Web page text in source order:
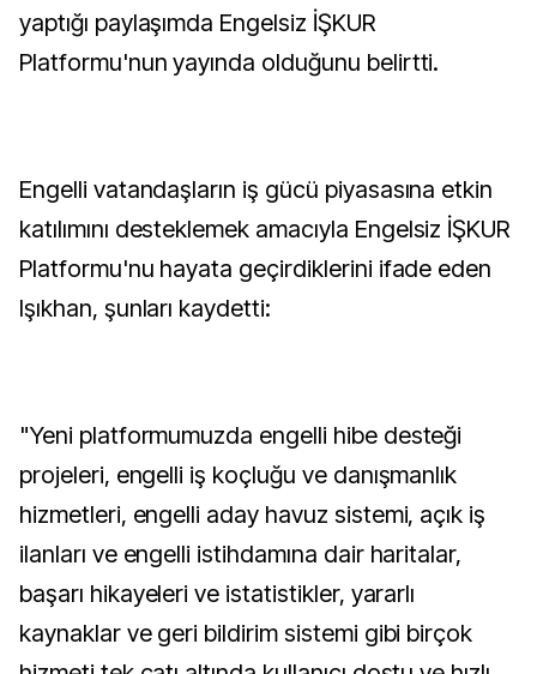
yaptığı paylaşımda Engelsiz İŞKUR
Platformu'nun yayında olduğunu belirtti.
Engelli vatandaşların iş gücü piyasasına etkin
katılımını desteklemek amacıyla Engelsiz İŞKUR
Platformu'nu hayata geçirdiklerini ifade eden
Işıkhan, şunları kaydetti:
"Yeni platformumuzda engelli hibe desteği
projeleri, engelli iş koçluğu ve danışmanlık
hizmetleri, engelli aday havuz sistemi, açık iş
ilanları ve engelli istihdamına dair haritalar,
başarı hikayeleri ve istatistikler, yararlı
kaynaklar ve geri bildirim sistemi gibi birçok